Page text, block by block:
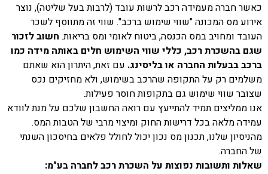
כאשר חברה מעמידה רכב לרשות עובד (לרבות בעל שליטה), נוצר
אירוע מס המכונה "שווי שימוש ברכב". שווי זה מתווסף לשכר
העובד ומחויב במס הכנסה, ביטוח לאומי ומס בריאות. חשוב לזכור
שגם בהשכרת רכב, כללי שווי השימוש חלים באותה מידה כמו
ברכב בבעלות החברה או בליסינג. עם זאת, היתרון הוא שאתם
משלמים רק על התקופה שהרכב בשימוש, ולא מחזיקים נכס
שצובר שווי שימוש גם בתקופות חוסר פעילות.
אנו ממליצים תמיד להתייעץ עם רואה החשבון שלכם על מנת לוודא
עמידה מלאה בכל דרישות החוק ומיצוי מרבי של הטבות המס.
מהניסיון שלנו, תכנון מס נכון יכול לחולל פלאים בחיסכון השנתי
של החברה.
שאלות ותשובות נפוצות על השכרת רכב לחברה בע"מ: